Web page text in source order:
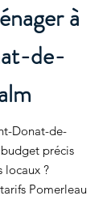
à
de-
Donat-de-
précis
locaux ?
Pomerleau